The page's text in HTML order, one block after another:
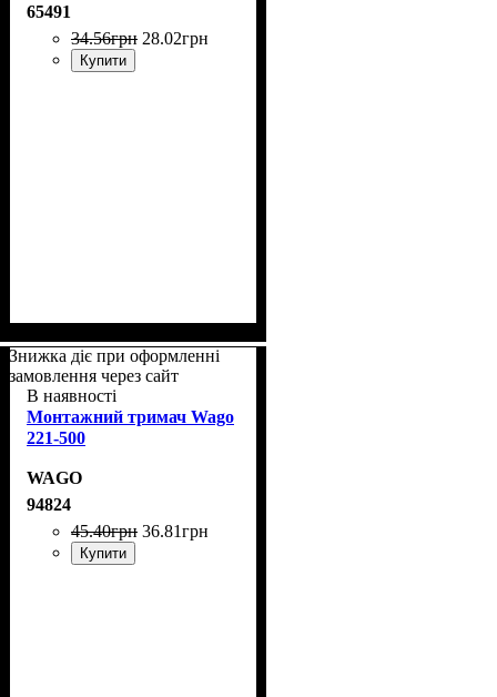
65491
34.56грн 28.02грн
Купити
Знижка діє при оформленні
замовлення через сайт
В наявності
Монтажний тримач Wago
221-500
WAGO
94824
45.40грн 36.81грн
Купити